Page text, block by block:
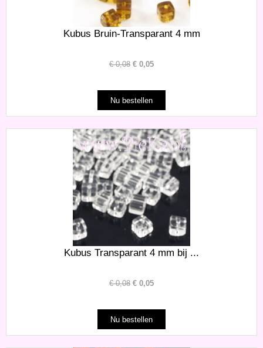
Kubus Bruin-Transparant 4 mm
€0,08 € 0,05
Kubus Transparant 4 mm bij ...
€0,08 € 0,05